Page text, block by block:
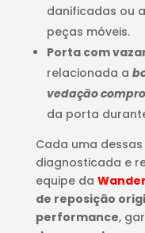
danificadas ou
peças móveis.
Porta com
relacionada a
vedação
da porta
Cada uma
diagnosticada e
equipe da
de reposição
performance,